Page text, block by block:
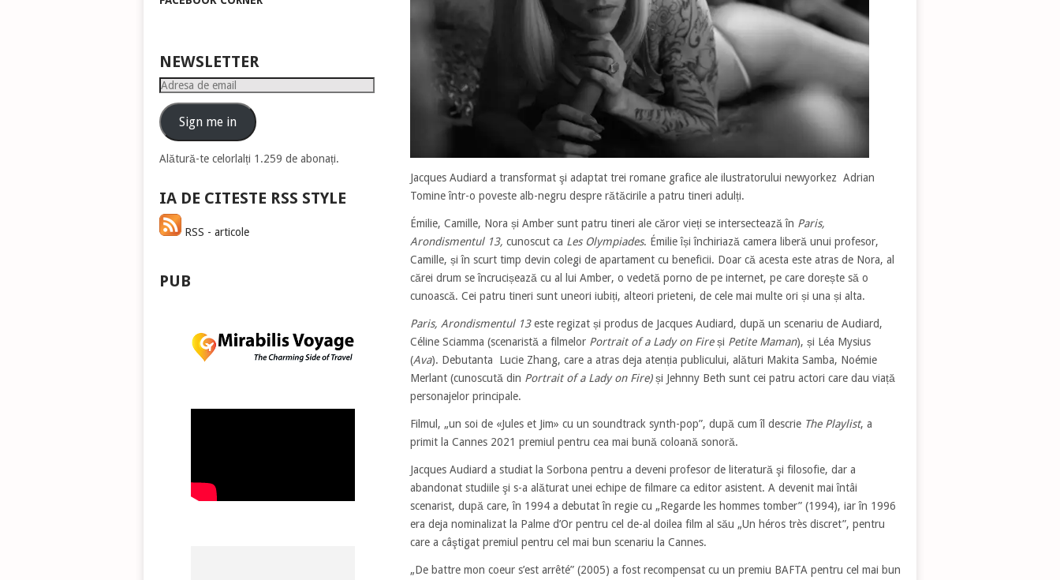
Jacques Audiard a transformat şi adaptat trei romane grafice ale ilustratorului newyorkez Adrian
Tomine într-o poveste alb-negru despre rătăcirile a patru tineri adulți.
Émilie, Camille, Nora și Amber sunt patru tineri ale căror vieți se intersectează în Paris,
Arondismentul 13, cunoscut ca Les Olympiades. Émilie își închiriază camera liberă unui profesor,
Camille, și în scurt timp devin colegi de apartament cu beneficii. Doar că acesta este atras de Nora, al
cărei drum se încrucișează cu al lui Amber, o vedetă porno de pe internet, pe care dorește să o
cunoască. Cei patru tineri sunt uneori iubiți, alteori prieteni, de cele mai multe ori și una și alta.
Paris, Arondismentul 13este regizat și produs de Jacques Audiard, după un scenariu de Audiard,
Céline Sciamma (scenaristă a filmelor Portrait of a Lady on Fireși Petite Maman), și Léa Mysius
(Ava). Debutanta Lucie Zhang, care a atras deja atenția publicului, alături Makita Samba, Noémie
Merlant (cunoscută din Portrait of a Lady on Fire)și Jehnny Beth sunt cei patru actori care dau viață
personajelor principale.
Filmul, „un soi de «Jules et Jim» cu un soundtrack synth-pop”, după cum îl descrie The Playlist, a
primit la Cannes 2021 premiul pentru cea mai bună coloană sonoră.
Jacques Audiard a studiat la Sorbona pentru a deveni profesor de literatură şi filosofie, dar a
abandonat studiile şi s-a alăturat unei echipe de filmare ca editor asistent. A devenit mai întâi
scenarist, după care, în 1994 a debutat în regie cu „Regarde les hommes tomber” (1994), iar în 1996
era deja nominalizat la ​​Palme d’Or pentru cel de-al doilea film al său „Un héros très discret”, pentru
care a câştigat premiul pentru cel mai bun scenariu la Cannes.
„De battre mon coeur s’est arrêté” (2005) a fost recompensat cu un premiu BAFTA pentru cel mai bun
NEWSLETTER
Adresa
emailSign me in
Alătură-te celorlalți 1.259 de abonați.
IA DE CITESTE RSS STYLE
RSS - articole
PUB